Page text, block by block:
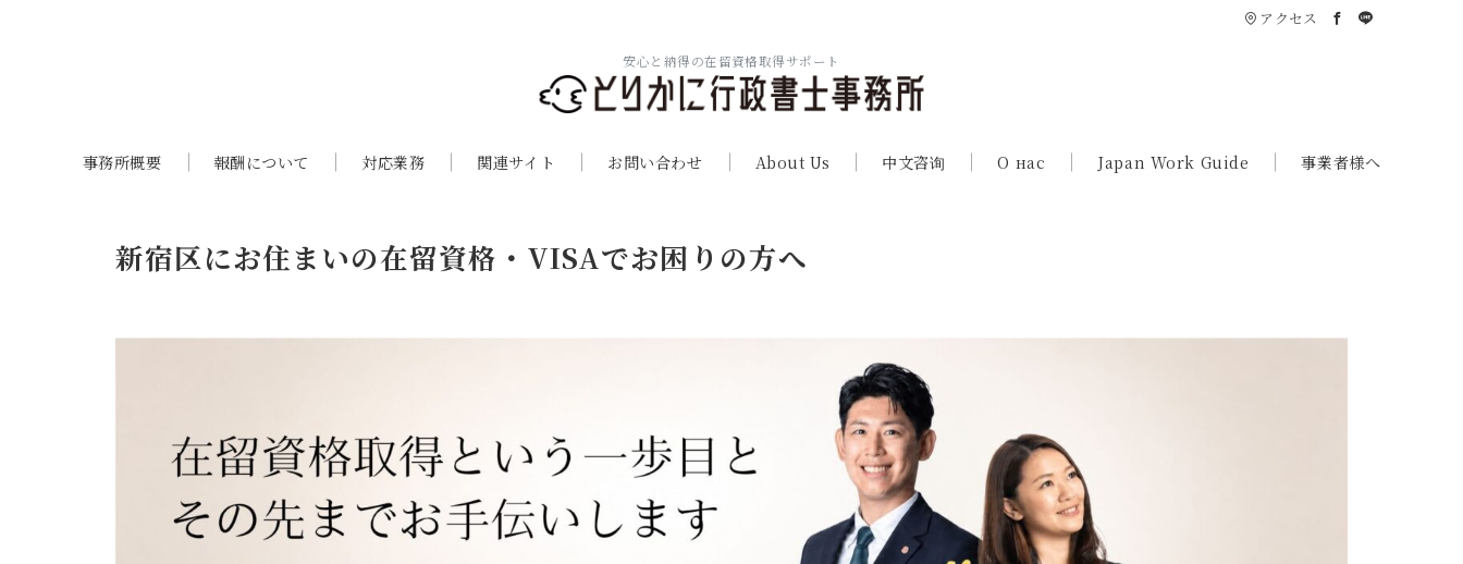
アクセス
安心と納得の在留資格取得サポート
事務所概要 報酬について 対応業務 関連サイト お問い合わせ About Us 中文咨询 О нас Japan Work Guide 事業者様へ
新宿区にお住まいの在留資格・VISAでお困りの方へ